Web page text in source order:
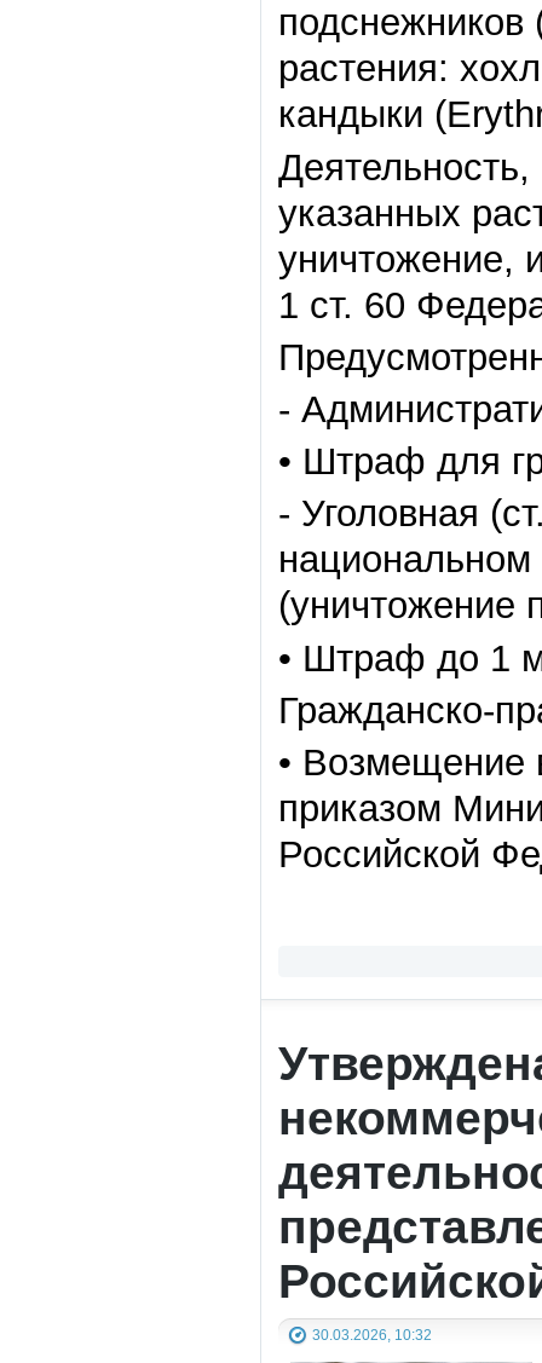
растения:
кандыки
указанных
уничтожение,
1 ст. 60
-
• Штраф для
- Уголовная
(уничтожение
• Штраф до 1
Гражданско-
• Возмещение
приказом
Российской
30.03.2026, 10:32